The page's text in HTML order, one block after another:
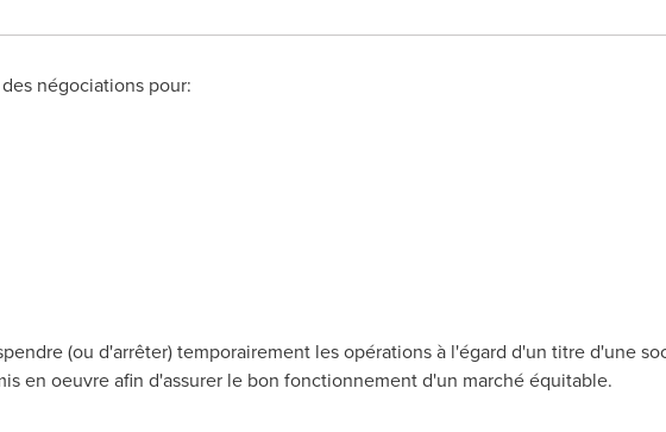
négociations pour:
(ou d'arrêter) temporairement les opérations à l'égard d'un titre d'une
en oeuvre afin d'assurer le bon fonctionnement d'un marché équitable.